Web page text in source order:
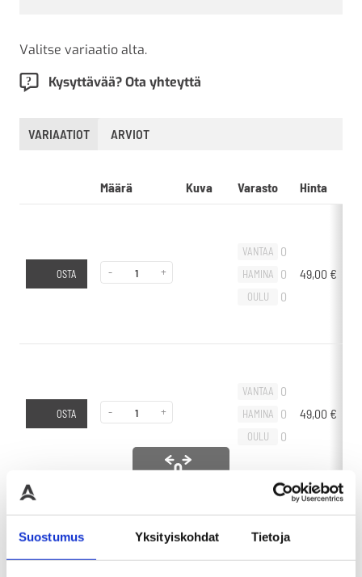
Suostumus Yksityiskohdat Tietoja
Valitse variaatio alta.
Kysyttävää? Ota yhteyttä
VARIAATIOT ARVIOT
Määrä Kuva Varasto Hinta
OSTA - +
VANTAA 0
HAMINA 0
OULU 0
49,00 €
OSTA - +
VANTAA 0
HAMINA 0
OULU 0
49,00 €
VANTAA 0